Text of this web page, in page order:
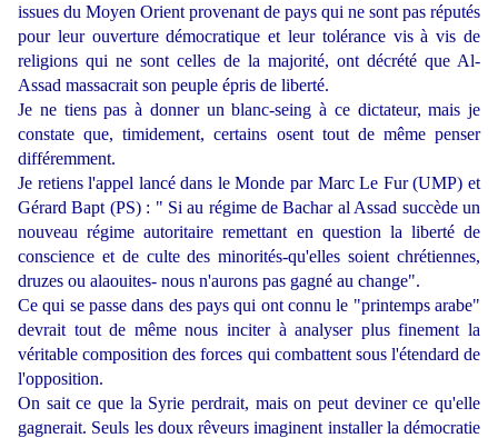
issues du Moyen Orient provenant de pays qui ne sont pas réputés
pour leur ouverture démocratique et leur tolérance vis à vis de
religions qui ne sont celles de la majorité, ont décrété que Al-
Assad massacrait son peuple épris de liberté.
Je ne tiens pas à donner un blanc-seing à ce dictateur, mais je
constate que, timidement, certains osent tout de même penser
différemment.
Je retiens l'appel lancé dans le Monde par Marc Le Fur (UMP) et
Gérard Bapt (PS) : " Si au régime de Bachar al Assad succède un
nouveau régime autoritaire remettant en question la liberté de
conscience et de culte des minorités-qu'elles soient chrétiennes,
druzes ou alaouites- nous n'aurons pas gagné au change".
Ce qui se passe dans des pays qui ont connu le "printemps arabe"
devrait tout de même nous inciter à analyser plus finement la
véritable composition des forces qui combattent sous l'étendard de
l'opposition.
On sait ce que la Syrie perdrait, mais on peut deviner ce qu'elle
gagnerait. Seuls les doux rêveurs imaginent installer la démocratie